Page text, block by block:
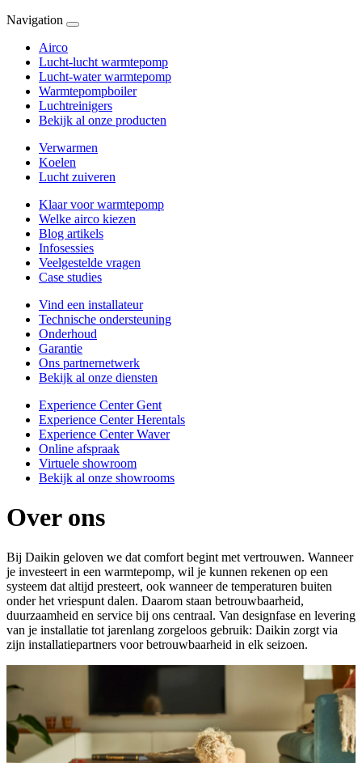
Navigation
Airco
Lucht-lucht warmtepomp
Lucht-water warmtepomp
Warmtepompboiler
Luchtreinigers
Bekijk al onze producten
Verwarmen
Koelen
Lucht zuiveren
Klaar voor warmtepomp
Welke airco kiezen
Blog artikels
Infosessies
Veelgestelde vragen
Case studies
Vind een installateur
Technische ondersteuning
Onderhoud
Garantie
Ons partnernetwerk
Bekijk al onze diensten
Experience Center Gent
Experience Center Herentals
Experience Center Waver
Online afspraak
Virtuele showroom
Bekijk al onze showrooms
Over ons
Bij Daikin geloven we dat comfort begint met vertrouwen. Wanneer
je investeert in een warmtepomp, wil je kunnen rekenen op een
systeem dat altijd presteert, ook wanneer de temperaturen buiten
onder het vriespunt dalen. Daarom staan betrouwbaarheid,
duurzaamheid en service bij ons centraal. Van designfase en levering
van je installatie tot jarenlang zorgeloos gebruik: Daikin zorgt via
zijn installatiepartners voor betrouwbaarheid in elk seizoen.